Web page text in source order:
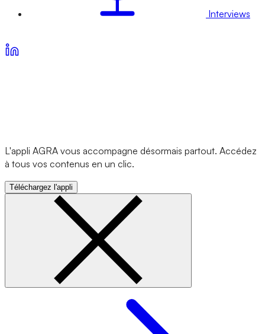
Interviews
L'appli AGRA vous accompagne désormais partout. Accédez
à tous vos contenus en un clic.
Téléchargez l'appli